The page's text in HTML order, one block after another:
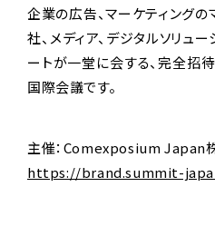
企業の広告、マーケティング
社、メディア、デジタルソリュ
ートが一堂に会する、完全招
国際会議です。
主催：Comexposium Japan
https://brand.summit-